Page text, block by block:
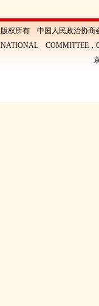
版权所有 中国人民政治协商
COMMITTEE，